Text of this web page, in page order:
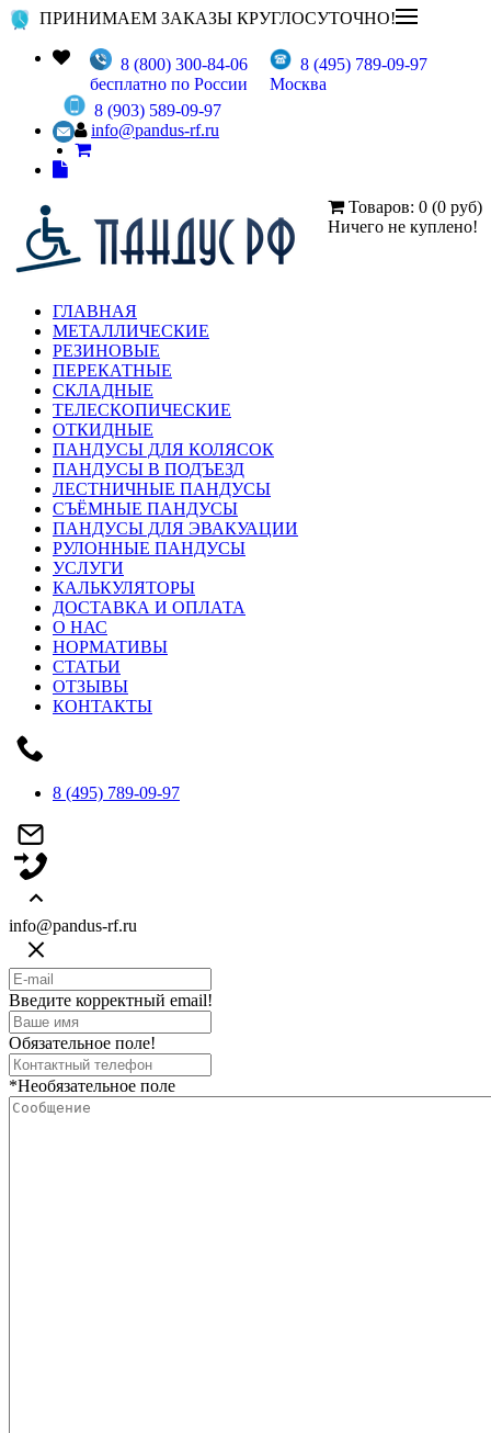
ПРИНИМАЕМ ЗАКАЗЫ КРУГЛОСУТОЧНО!
8 (800) 300-84-06
бесплатно по России
8 (495) 789-09-97
Москва
8 (903) 589-09-97
info@pandus-rf.ru
Товаров: 0 (0 руб)
Ничего не куплено!
ГЛАВНАЯ
МЕТАЛЛИЧЕСКИЕ
РЕЗИНОВЫЕ
ПЕРЕКАТНЫЕ
СКЛАДНЫЕ
ТЕЛЕСКОПИЧЕСКИЕ
ОТКИДНЫЕ
ПАНДУСЫ ДЛЯ КОЛЯСОК
ПАНДУСЫ В ПОДЪЕЗД
ЛЕСТНИЧНЫЕ ПАНДУСЫ
СЪЁМНЫЕ ПАНДУСЫ
ПАНДУСЫ ДЛЯ ЭВАКУАЦИИ
РУЛОННЫЕ ПАНДУСЫ
УСЛУГИ
КАЛЬКУЛЯТОРЫ
ДОСТАВКА И ОПЛАТА
О НАС
НОРМАТИВЫ
СТАТЬИ
ОТЗЫВЫ
КОНТАКТЫ
8 (495) 789-09-97
info@pandus-rf.ru
Введите корректный email!
Обязательное поле!
*Необязательное поле